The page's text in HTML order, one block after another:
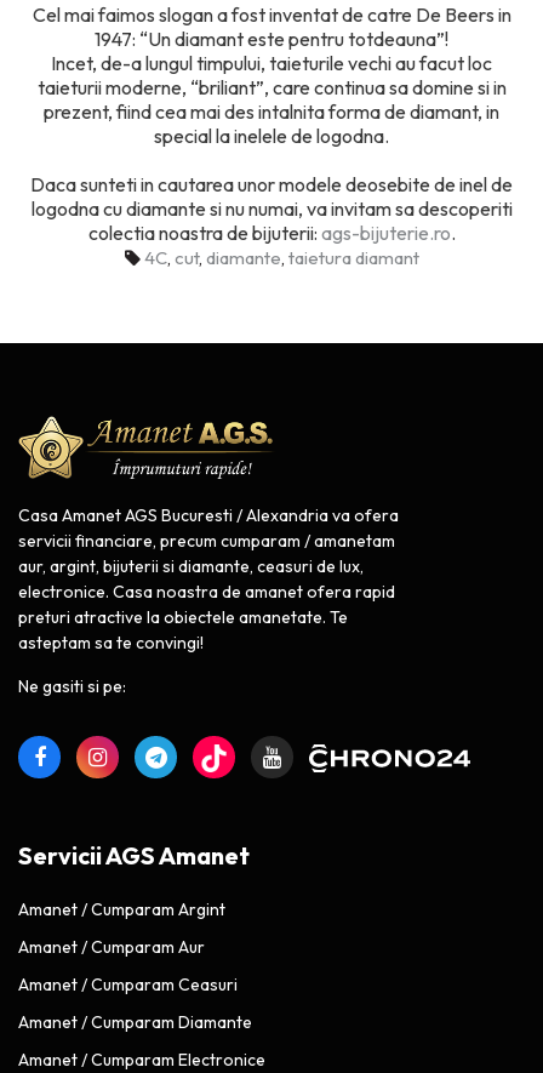
Cel mai faimos slogan a fost inventat de catre De Beers in
1947: “Un diamant este pentru totdeauna”!
Incet, de-a lungul timpului, taieturile vechi au facut loc
taieturii moderne, “briliant”, care continua sa domine si in
prezent, fiind cea mai des intalnita forma de diamant, in
special la inelele de logodna.
Daca sunteti in cautarea unor modele deosebite de inel de
logodna cu diamante si nu numai, va invitam sa descoperiti
colectia noastra de bijuterii: ags-bijuterie.ro.
4C, cut, diamante, taietura diamant
Casa Amanet AGS Bucuresti / Alexandria va ofera
servicii financiare, precum cumparam / amanetam
aur, argint, bijuterii si diamante, ceasuri de lux,
electronice. Casa noastra de amanet ofera rapid
preturi atractive la obiectele amanetate. Te
asteptam sa te convingi!
Ne gasiti si pe:
Servicii AGS Amanet
Amanet / Cumparam Argint
Amanet / Cumparam Aur
Amanet / Cumparam Ceasuri
Amanet / Cumparam Diamante
Amanet / Cumparam Electronice